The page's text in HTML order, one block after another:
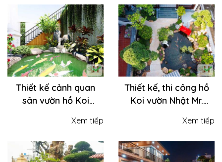
Thiết kế cảnh quan
sân vườn hồ Koi
Long BiênXem tiếp
Thiết kế, thi công hồ
Koi vườn Nhật Mr.
Xem tiếp